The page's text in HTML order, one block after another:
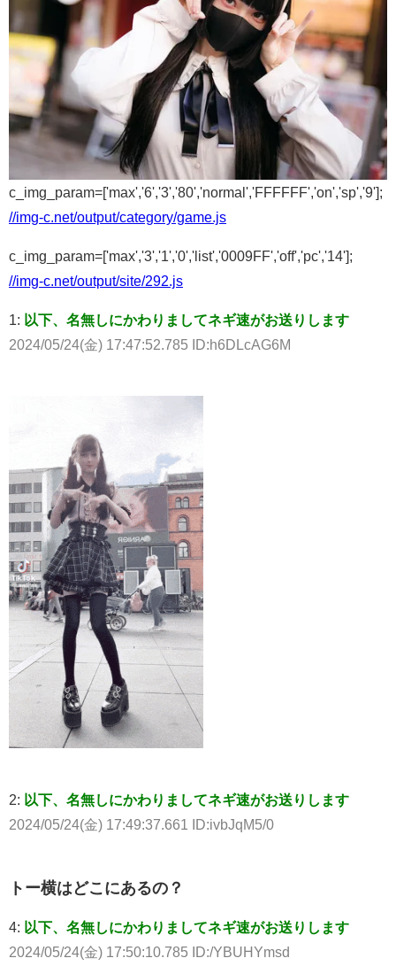
c_img_param=['max','6','3','80','normal','FFFFFF','on','sp','9'];
//img-c.net/output/category/game.js
c_img_param=['max','3','1','0','list','0009FF','off','pc','14'];
//img-c.net/output/site/292.js
1: 以下、名無しにかわりましてネギ速がお送りします
2024/05/24(金) 17:47:52.785 ID:h6DLcAG6M
2: 以下、名無しにかわりましてネギ速がお送りします
2024/05/24(金) 17:49:37.661 ID:ivbJqM5/0
トー横はどこにあるの？
4: 以下、名無しにかわりましてネギ速がお送りします
2024/05/24(金) 17:50:10.785 ID:/YBUHYmsd